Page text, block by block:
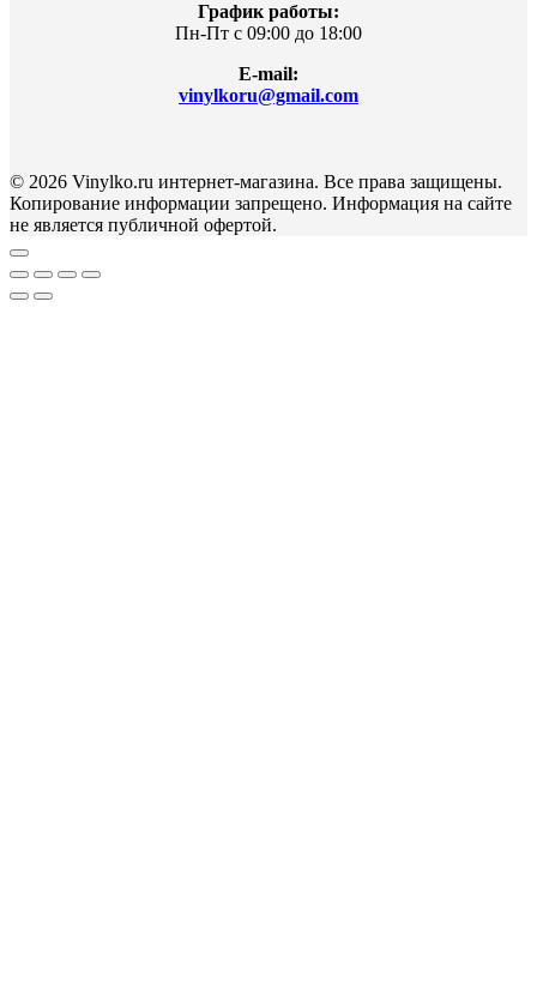
График работы:
Пн-Пт с 09:00 до 18:00
E-mail:
vinylkoru@gmail.com
© 2026 Vinylko.ru интернет-магазина. Все права защищены.
Копирование информации запрещено. Информация на сайте
не является публичной офертой.